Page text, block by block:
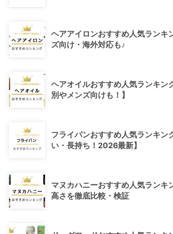
ヘアアイロンおすすめ人気ランキ
ズ向け・海外対応も♪
ヘアオイルおすすめ人気ランキン
別やメンズ向けも！】
フライパンおすすめ人気ランキン
い・長持ち！2026最新】
マヌカハニーおすすめ人気ランキ
高さを徹底比較・検証